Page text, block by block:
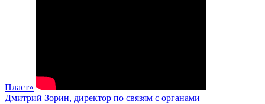
Пласт»
Дмитрий Зорин, директор по связям с органами